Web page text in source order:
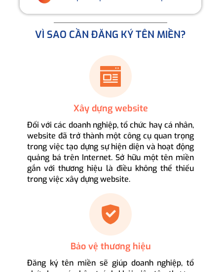
VÌ SAO CẦN ĐĂNG KÝ TÊN MIỀN?
Xây dựng website
Đối với các doanh nghiệp, tổ chức hay cá nhân,
website đã trở thành một công cụ quan trọng
trong việc tạo dựng sự hiện diện và hoạt động
quảng bá trên Internet. Sở hữu một tên miền
gắn với thương hiệu là điều không thể thiếu
trong việc xây dựng website.
Bảo vệ thương hiệu
Đăng ký tên miền sẽ giúp doanh nghiệp, tổ